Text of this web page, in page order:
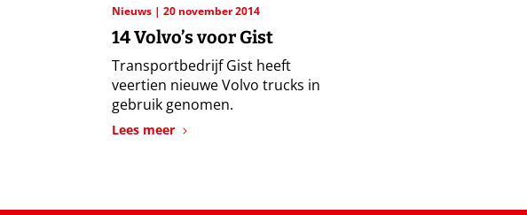
Nieuws 20 november 2014
14 Volvo’s voor Gist
Transportbedrijf Gist heeft
veertien nieuwe Volvo trucks in
gebruik genomen.
Lees meer